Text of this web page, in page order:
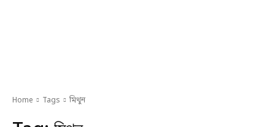
Home Tags মিথুন